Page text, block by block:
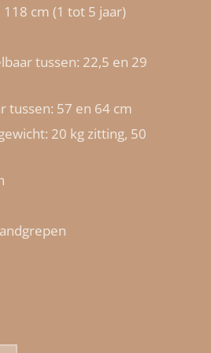
cm (1 tot 5 jaar)
tussen: 22,5 en 29
tussen: 57 en 64 cm
20 kg zitting, 50